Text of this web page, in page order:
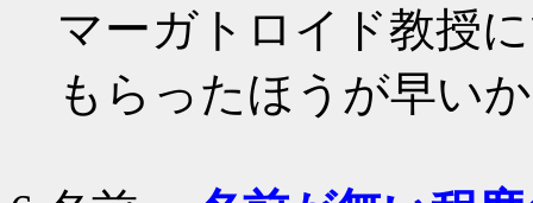
マーガトロイド教授
もらったほうが早い